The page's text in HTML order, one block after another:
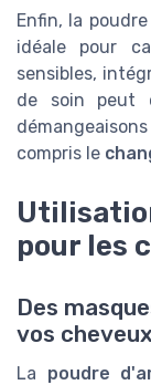
Enfin, la
idéale pour
sensibles,
de soin peut
compris le
pour les
Des
vos
La poudre